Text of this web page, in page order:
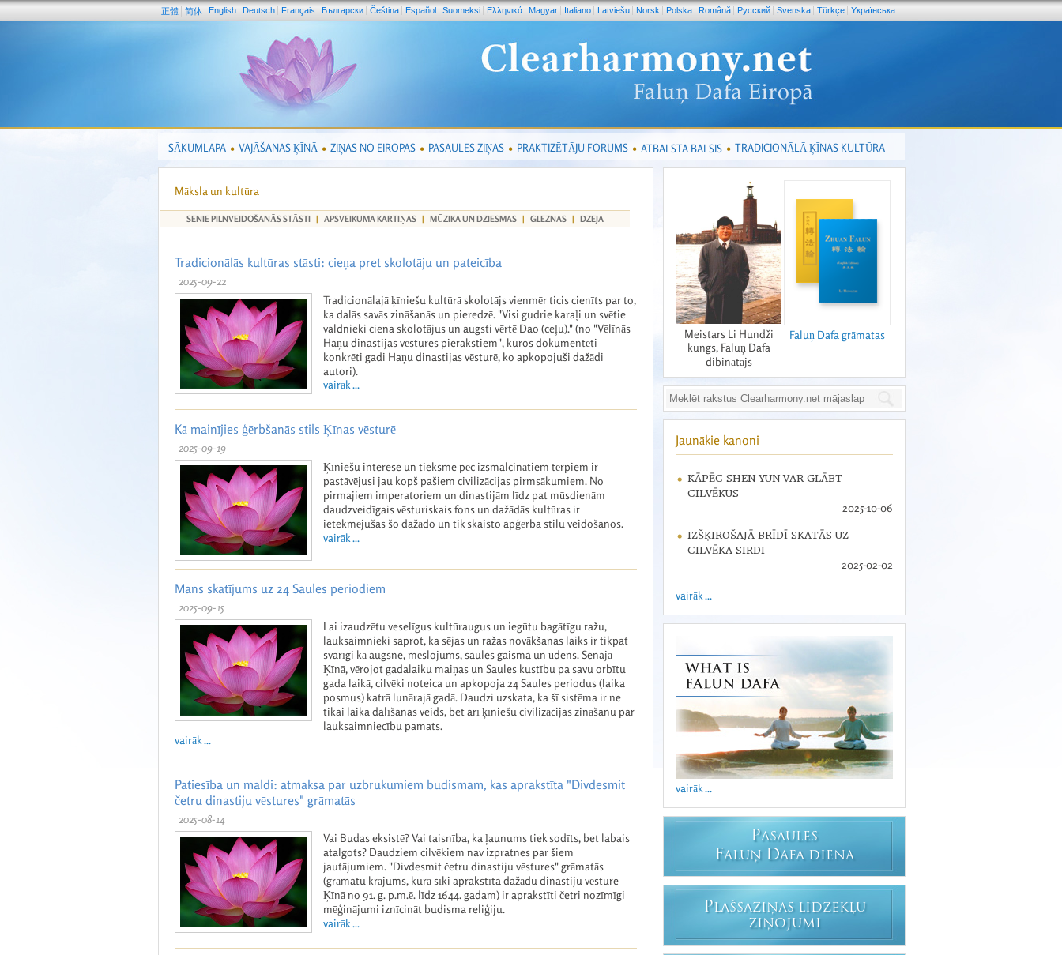
正體 简体 English Deutsch Français Български Čeština Español Suomeksi Ελληνικά Magyar Italiano Latviešu Norsk Polska Română Pусский Svenska Türkçe Yкраїнська
SĀKUMLAPA VAJĀŠANAS ĶĪNĀ ZIŅAS NO EIROPAS PASAULES ZIŅAS PRAKTIZĒTĀJU FORUMS ATBALSTA BALSIS TRADICIONĀLĀ ĶĪNAS KULTŪRA
Māksla un kultūra
SENIE PILNVEIDOŠANĀS STĀSTI | APSVEIKUMA KARTIŅAS | MŪZIKA UN DZIESMAS | GLEZNAS | DZEJA
Tradicionālās kultūras stāsti: cieņa pret skolotāju un pateicība
2025-09-22
Tradicionālajā ķīniešu kultūrā skolotājs vienmēr ticis cienīts par to,
ka dalās savās zināšanās un pieredzē. "Visi gudrie karaļi un svētie
valdnieki ciena skolotājus un augsti vērtē Dao (ceļu)." (no "Vēlīnās
Haņu dinastijas vēstures pierakstiem", kuros dokumentēti
konkrēti gadi Haņu dinastijas vēsturē, ko apkopojuši dažādi
autori).
vairāk ...
Kā mainījies ģērbšanās stils Ķīnas vēsturē
2025-09-19
Ķīniešu interese un tieksme pēc izsmalcinātiem tērpiem ir
pastāvējusi jau kopš pašiem civilizācijas pirmsākumiem. No
pirmajiem imperatoriem un dinastijām līdz pat mūsdienām
daudzveidīgais vēsturiskais fons un dažādās kultūras ir
ietekmējušas šo dažādo un tik skaisto apģērba stilu veidošanos.
vairāk ...
Mans skatījums uz 24 Saules periodiem
2025-09-15
Lai izaudzētu veselīgus kultūraugus un iegūtu bagātīgu ražu,
lauksaimnieki saprot, ka sējas un ražas novākšanas laiks ir tikpat
svarīgi kā augsne, mēslojums, saules gaisma un ūdens. Senajā
Ķīnā, vērojot gadalaiku maiņas un Saules kustību pa savu orbītu
gada laikā, cilvēki noteica un apkopoja 24 Saules periodus (laika
posmus) katrā lunārajā gadā. Daudzi uzskata, ka šī sistēma ir ne
tikai laika dalīšanas veids, bet arī ķīniešu civilizācijas zināšanu par
lauksaimniecību pamats.
vairāk ...
Patiesība un maldi: atmaksa par uzbrukumiem budismam, kas aprakstīta "Divdesmit
četru dinastiju vēstures" grāmatās
2025-08-14
Vai Budas eksistē? Vai taisnība, ka ļaunums tiek sodīts, bet labais
atalgots? Daudziem cilvēkiem nav izpratnes par šiem
jautājumiem. "Divdesmit četru dinastiju vēstures" grāmatās
(grāmatu krājums, kurā sīki aprakstīta dažādu dinastiju vēsture
Ķīnā no 91. g. p.m.ē. līdz 1644. gadam) ir aprakstīti četri nozīmīgi
mēģinājumi iznīcināt budisma reliģiju.
vairāk ...
Meistars Li Hundži
kungs, Faluņ Dafa
dibinātājs
Faluņ Dafa grāmatas
Jaunākie kanoni
KĀPĒC SHEN YUN VAR GLĀBT
CILVĒKUS
2025-10-06
IZŠĶIROŠAJĀ BRĪDĪ SKATĀS UZ
CILVĒKA SIRDI
2025-02-02
vairāk ...
vairāk ...
PASAULES
FALUŅ DAFA DIENA
PLAŠSAZIŅAS LĪDZEKĻU
ZIŅOJUMI